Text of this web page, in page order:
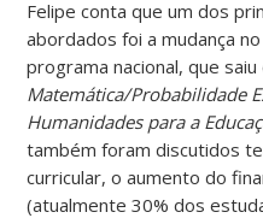
Felipe conta que um dos
abordados foi a mudança
programa nacional, que saiu
Matemática/Probabilidade
Humanidades para a
também foram discutidos
curricular, o aumento do
(atualmente 30% dos